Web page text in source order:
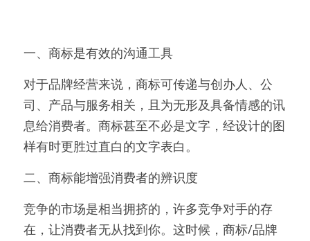
一、商标是有效的沟通工具
对于品牌经营来说，商标可传递与创办人、公
司、产品与服务相关，且为无形及具备情感的讯
息给消费者。商标甚至不必是文字，经设计的图
样有时更胜过直白的文字表白。
二、商标能增强消费者的辨识度
竞争的市场是相当拥挤的，许多竞争对手的存
在，让消费者无从找到你。这时候，商标/品牌